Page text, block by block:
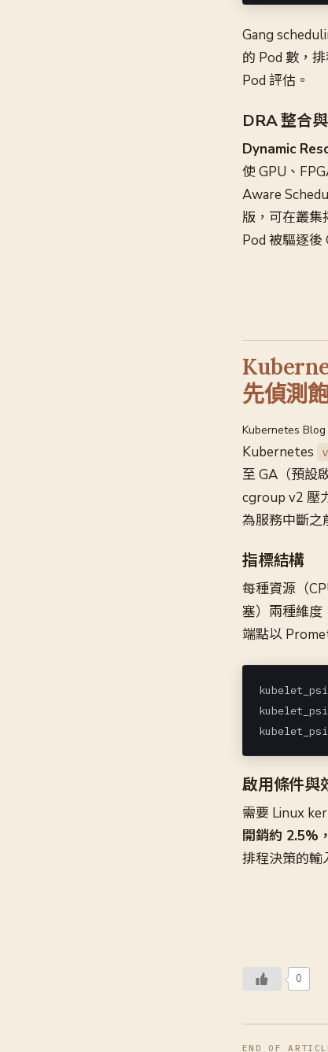
Gang
的 Pod 數，
Pod 評估。
DRA 整合
Dynamic
使 GPU、
Aware
版，可在叢集
Pod 被驅逐後
先偵測
Kubernetes
Kubernetes
至 GA（預設
cgroup v2 壓
為服務中斷之
指標結構
每種資源（
塞）兩種維度
端點以
啟用條件與
需要 Linux
開銷約 2.5%
排程決策的輸
0
END OF